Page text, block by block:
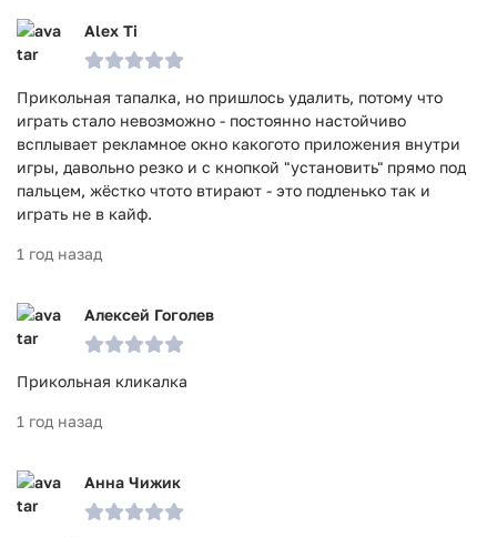
Alex Ti
Прикольная тапалка, но пришлось удалить, потому что
играть стало невозможно - постоянно настойчиво
всплывает рекламное окно какогото приложения внутри
игры, давольно резко и с кнопкой "установить" прямо под
пальцем, жёстко чтото втирают - это подленько так и
играть не в кайф.
1 год назад
Алексей Гоголев
Прикольная кликалка
1 год назад
Анна Чижик